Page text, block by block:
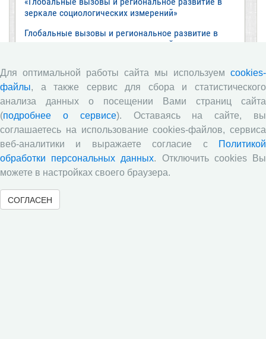
зеркале социологических измерений»
Глобальные вызовы и региональное развитие в
зеркале социологических измерений
Обзор научных публикаций
Е.В. Лукин: обзор заметки «Вологодчина
«взлетела» в рейтинге промышленного
производства», газета «Красный север», № 74, 11
июля, 2018 г.
Экспертное мнение А.И. Поваровой: обзор
статьи «Регионам хватит денег», газета «Известия»,
№88, 2018 г.
Для оптимальной работы сайта мы используем cookies-
файлы, а также сервис для сбора и статистического
анализа данных о посещении Вами страниц сайта
(подробнее о сервисе). Оставаясь на сайте, вы
соглашаетесь на использование cookies-файлов, сервиса
веб-аналитики и выражаете согласие с
Политикой
обработки персональных данных. Отключить cookies Вы
можете в настройках своего браузера.
СОГЛАСЕН